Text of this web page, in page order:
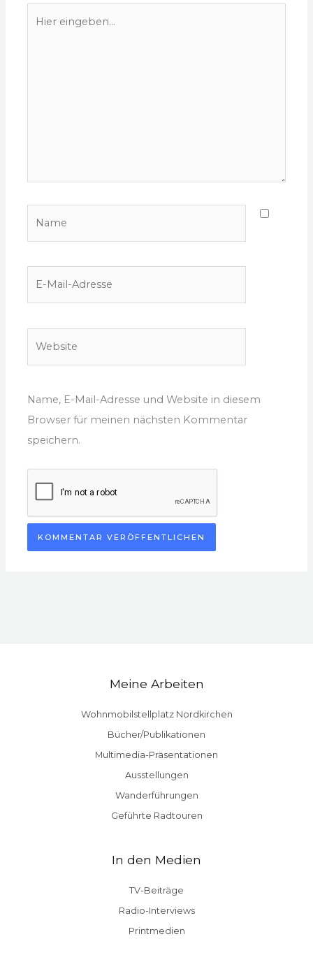
Name, E-Mail-Adresse und Website in diesem
Browser für meinen nächsten Kommentar
speichern.
Meine Arbeiten
Wohnmobilstellplatz Nordkirchen
Bücher/Publikationen
Multimedia-Präsentationen
Ausstellungen
Wanderführungen
Geführte Radtouren
In den Medien
TV-Beiträge
Radio-Interviews
Printmedien